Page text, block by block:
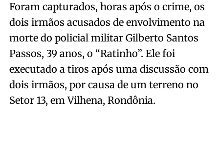
Foram capturados, horas após o crime, os
dois irmãos acusados de envolvimento na
morte do policial militar Gilberto Santos
Passos, 39 anos, o “Ratinho”. Ele foi
executado a tiros após uma discussão com
dois irmãos, por causa de um terreno no
Setor 13, em Vilhena, Rondônia.